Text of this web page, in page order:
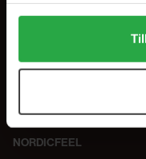
Genom att trycka på
alla cookies, medan
användningen av
samt vår
NORDICFEEL